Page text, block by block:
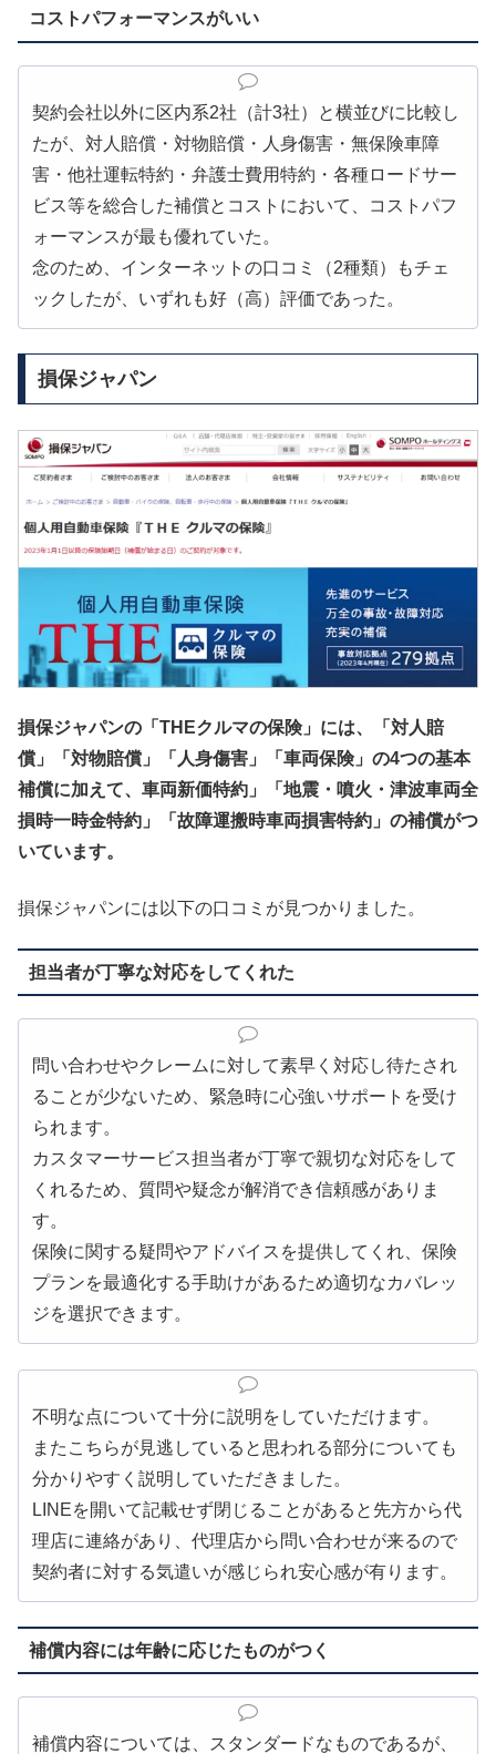
コストパフォーマンスがいい
契約会社以外に区内系2社（計3社）と横並びに比較し
たが、対人賠償・対物賠償・人身傷害・無保険車障
害・他社運転特約・弁護士費用特約・各種ロードサー
ビス等を総合した補償とコストにおいて、コストパフ
ォーマンスが最も優れていた。
念のため、インターネットの口コミ（2種類）もチェ
ックしたが、いずれも好（高）評価であった。
損保ジャパン
損保ジャパンの「THEクルマの保険」には、「対人賠
償」「対物賠償」「人身傷害」「車両保険」の4つの基本
補償に加えて、車両新価特約」「地震・噴火・津波車両全
損時一時金特約」「故障運搬時車両損害特約」の補償がつ
いています。
損保ジャパンには以下の口コミが見つかりました。
担当者が丁寧な対応をしてくれた
問い合わせやクレームに対して素早く対応し待たされ
ることが少ないため、緊急時に心強いサポートを受け
られます。
カスタマーサービス担当者が丁寧で親切な対応をして
くれるため、質問や疑念が解消でき信頼感がありま
す。
保険に関する疑問やアドバイスを提供してくれ、保険
プランを最適化する手助けがあるため適切なカバレッ
ジを選択できます。
不明な点について十分に説明をしていただけます。
またこちらが見逃していると思われる部分についても
分かりやすく説明していただきました。
LINEを開いて記載せず閉じることがあると先方から代
理店に連絡があり、代理店から問い合わせが来るので
契約者に対する気遣いが感じられ安心感が有ります。
補償内容には年齢に応じたものがつく
補償内容については、スタンダードなものであるが、